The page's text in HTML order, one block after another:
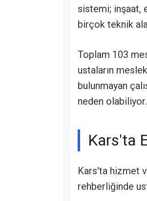
sistemi; inşaat,
birçok teknik
Toplam 103
ustaların
bulunmayan
neden olabiliyor.
Kars'ta
Kars'ta hizmet
rehberliğinde